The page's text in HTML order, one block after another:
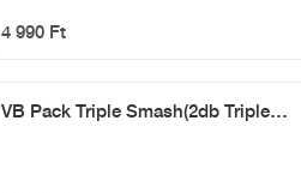
4 990 Ft
VB Pack Triple Smash(2db Triple